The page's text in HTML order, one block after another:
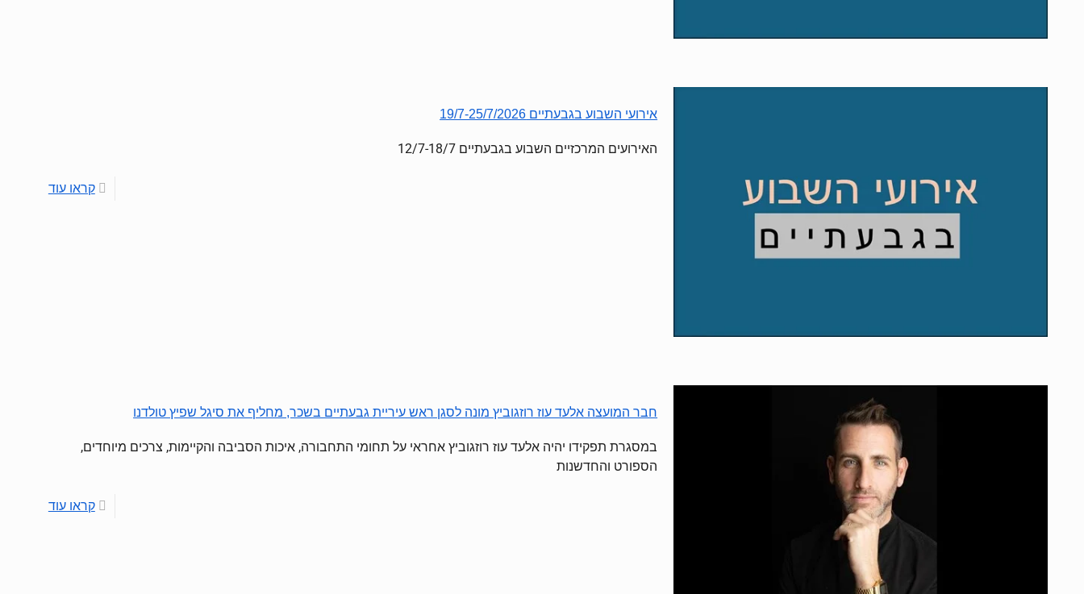
אירועי השבוע בגבעתיים 19/7-25/7/2026
האירועים המרכזיים השבוע בגבעתיים 12/7-18/7
קראו עוד
חבר המועצה אלעד עוז רוזגוביץ מונה לסגן ראש עיריית גבעתיים בשכר, מחליף את סיגל שפיץ טולדנו
במסגרת תפקידו יהיה אלעד עוז רוזגוביץ אחראי על תחומי התחבורה, איכות הסביבה והקיימות, צרכים מיוחדים,
הספורט והחדשנות
קראו עוד